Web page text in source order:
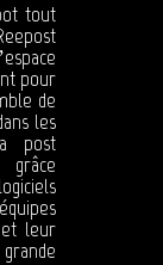
tout
pour
de
les
post
leur